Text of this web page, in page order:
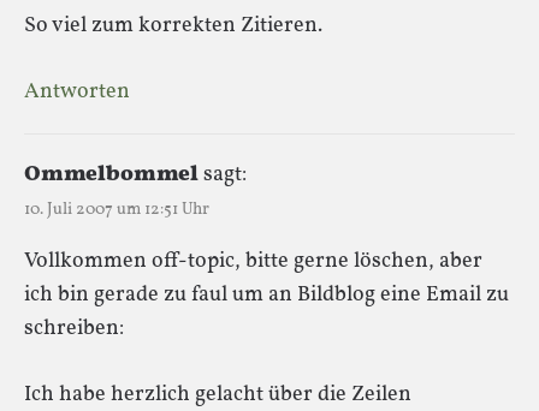
So viel zum korrekten Zitieren.
Antworten
Ommelbommelsagt:
10. Juli 2007 um 12:51 Uhr
Vollkommen off-topic, bitte gerne löschen, aber
ich bin gerade zu faul um an Bildblog eine Email zu
schreiben:
Ich habe herzlich gelacht über die Zeilen